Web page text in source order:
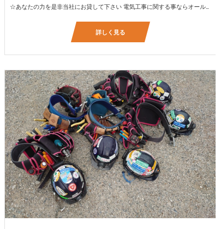
☆あなたの力を是非当社にお貸して下さい 電気工事に関する事ならオールマイティに対応しております（室内配線・室外配線、スイッチコンセント取付け、照明器具取付け、配電盤取付け、エアコン取付け、LANケーブル配線、アンテナ取付けなど） 【工具支給致します】 また新品工具と新品作業服を完全支給を致します。 高品質の作業服と工具入社してくれた方には支給致します♪
詳しく見る